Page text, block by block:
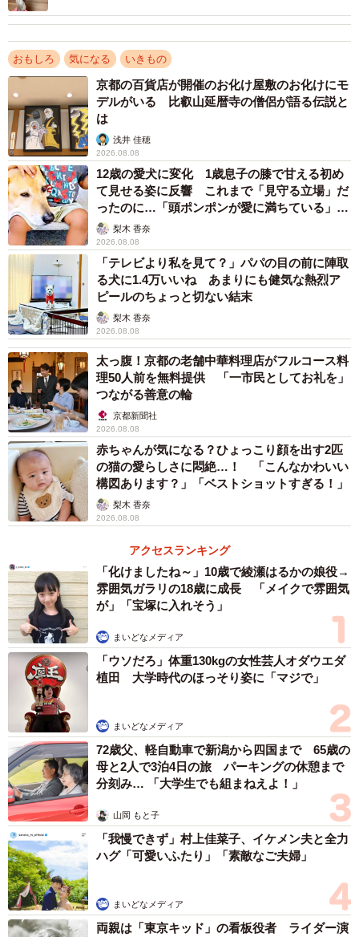
おもしろ 気になる いきもの
京都の百貨店が開催のお化け屋敷のお化けにモ
デルがいる 比叡山延暦寺の僧侶が語る伝説と
は
浅井 佳穂
2026.08.08
12歳の愛犬に変化 1歳息子の膝で甘える初め
て見せる姿に反響 これまで「見守る立場」だ
ったのに…「頭ポンポンが愛に満ちている」
「尊…」
梨木 香奈
2026.08.08
「テレビより私を見て？」パパの目の前に陣取
る犬に1.4万いいね あまりにも健気な熱烈ア
ピールのちょっと切ない結末
梨木 香奈
2026.08.08
太っ腹！京都の老舗中華料理店がフルコース料
理50人前を無料提供 「一市民としてお礼を」
つながる善意の輪
京都新聞社
2026.08.08
赤ちゃんが気になる？ひょっこり顔を出す2匹
の猫の愛らしさに悶絶…！ 「こんなかわいい
構図あります？」「ベストショットすぎる！」
梨木 香奈
2026.08.08
アクセスランキング
「化けましたね～」10歳で綾瀬はるかの娘役→
雰囲気ガラリの18歳に成長 「メイクで雰囲気
が」「宝塚に入れそう」
まいどなメディア
「ウソだろ」体重130kgの女性芸人オダウエダ
植田 大学時代のほっそり姿に「マジで」
まいどなメディア
72歳父、軽自動車で新潟から四国まで 65歳の
母と2人で3泊4日の旅 パーキングの休憩まで
分刻み… 「大学生でも組まねえよ！」
山岡 もと子
「我慢できず」村上佳菜子、イケメン夫と全力
ハグ「可愛いふたり」「素敵なご夫婦」
まいどなメディア
両親は「東京キッド」の看板役者 ライダー演